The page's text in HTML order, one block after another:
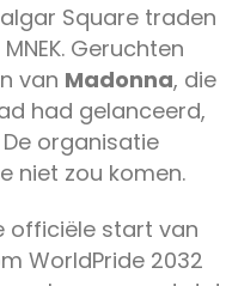
Square traden
Geruchten
van Madonna, die
had gelanceerd,
organisatie
niet zou komen.
officiële start van
WorldPride 2032